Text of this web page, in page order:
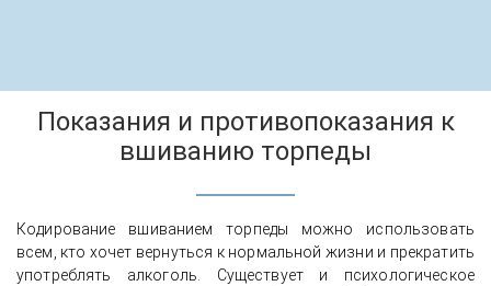
Показания и противопоказания к
вшиванию торпеды
Кодирование вшиванием торпеды можно использовать
всем, кто хочет вернуться к нормальной жизни и прекратить
употреблять алкоголь. Существует и психологическое